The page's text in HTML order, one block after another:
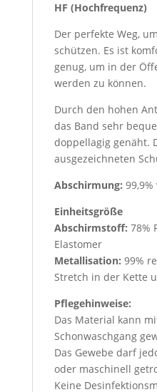
HF (Hochfrequenz)
Der perfekte Weg,
schützen. Es ist
genug, um in der
werden zu können.
Durch den hohen
das Band sehr
doppellagig genäht.
ausgezeichneten
Abschirmung:
Einheitsgröße
Abschirmstoff: 78%
Elastomer
Metallisation: 99%
Stretch in der Kette
Pflegehinweise:
Das Material kann
Schonwaschgang
Das Gewebe darf
oder maschinell
Keine